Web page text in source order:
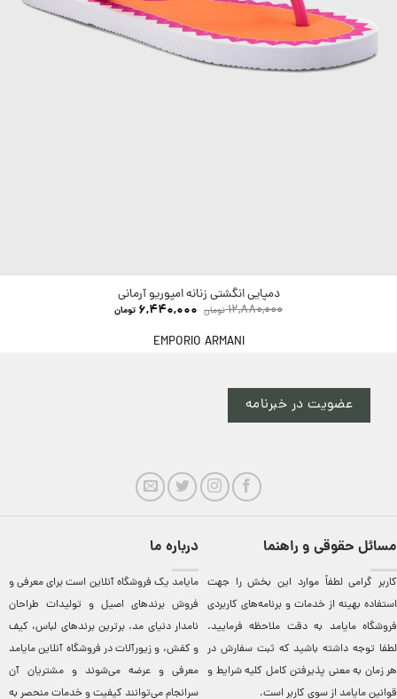
دمپایی انگشتی زنانه امپوریو آرمانی
12,880,000 تومان 6,440,000 تومان
EMPORIO ARMANI
عضویت در خبرنامه
مسائل حقوقی و راهنما
کاربر گرامی لطفاً موارد این بخش را جهت
استفاده بهینه از خدمات و برنامه‌‏های کاربردی
فروشگاه مایامد به دقت ملاحظه فرمایید.
لطفا توجه داشته باشید که ثبت سفارش در
هر زمان به معنی پذیرفتن کامل کلیهشرایط و
قوانین مایامداز سوی کاربر است.
درباره ما
مایامد يک فروشگاه آنلاين است برای معرفی و
فروش برندهای اصيل و توليدات طراحان
نامدار دنيای مد. برترين‌ برندهای لباس، کيف
و کفش، و زيورآلات در فروشگاه آنلاين مایامد
معرفی و عرضه می‌شوند و مشتريان آن
سرانجام می‌توانند کيفيت و خدمات منحصر به